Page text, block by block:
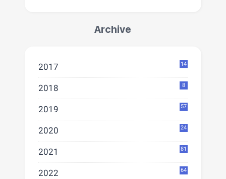
Archive
2017 14
2018 8
2019 57
2020 24
2021 81
2022 64